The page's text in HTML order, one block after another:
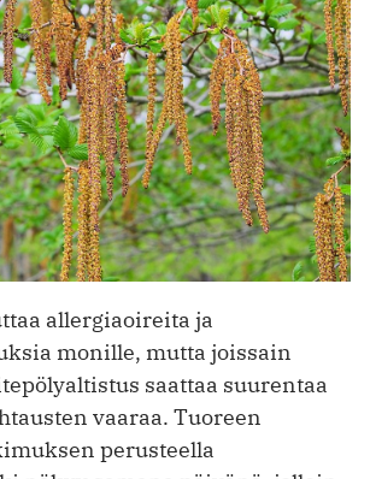
allergiaoireita ja
monille, mutta joissain
saattaa suurentaa
vaaraa. Tuoreen
perusteella